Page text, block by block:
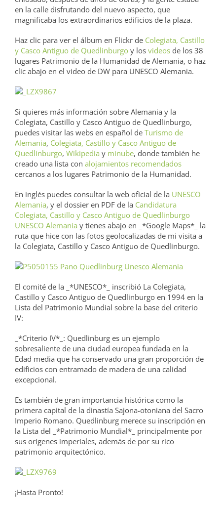
en la calle disfrutando del nuevo aspecto, que
magnificaba los extraordinarios edificios de la plaza.
Haz clic para ver el álbum en Flickr de Colegiata, Castillo
y Casco Antiguo de Quedlinburgo y los videos de los 38
lugares Patrimonio de la Humanidad de Alemania, o haz
clic abajo en el video de DW para UNESCO Alemania.
Si quieres más información sobre Alemania y la
Colegiata, Castillo y Casco Antiguo de Quedlinburgo,
puedes visitar las webs en español de Turismo de
Alemania, Colegiata, Castillo y Casco Antiguo de
Quedlinburgo, Wikipedia y minube, donde también he
creado una lista con alojamientos recomendados
cercanos a los lugares Patrimonio de la Humanidad.
En inglés puedes consultar la web oficial de la UNESCO
Alemania, y el dossier en PDF de la Candidatura
Colegiata, Castillo y Casco Antiguo de Quedlinburgo
UNESCO Alemania y tienes abajo en _*Google Maps*_ la
ruta que hice con las fotos geolocalizadas de mi visita a
la Colegiata, Castillo y Casco Antiguo de Quedlinburgo.
El comité de la _*UNESCO*_ inscribió La Colegiata,
Castillo y Casco Antiguo de Quedlinburgo en 1994 en la
Lista del Patrimonio Mundial sobre la base del criterio
IV:
_*Criterio IV*_: Quedlinburg es un ejemplo
sobresaliente de una ciudad europea fundada en la
Edad media que ha conservado una gran proporción de
edificios con entramado de madera de una calidad
excepcional.
Es también de gran importancia histórica como la
primera capital de la dinastía Sajona-otoniana del Sacro
Imperio Romano. Quedlinburg merece su inscripción en
la Lista del _*Patrimonio Mundial*_ principalmente por
sus orígenes imperiales, además de por su rico
patrimonio arquitectónico.
¡Hasta Pronto!